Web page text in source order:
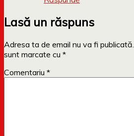
Lasă un răspuns
Adresa ta de email nu va fi publicată.
sunt marcate cu *
Comentariu *